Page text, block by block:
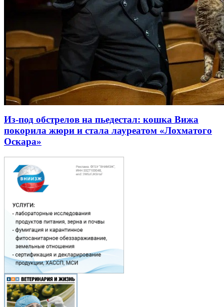
Из-под обстрелов на пьедестал: кошка Вижа
покорила жюри и стала лауреатом «Лохматого
Оскара»